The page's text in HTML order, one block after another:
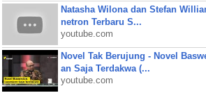
Natasha Wilona dan Stefan
netron Terbaru S...
youtube.com
Novel Tak Berujung - Novel
an Saja Terdakwa (...
youtube.com